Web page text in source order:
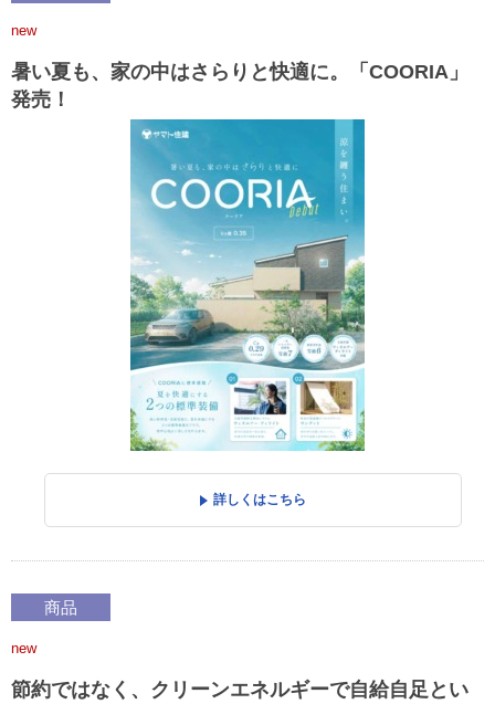
new
暑い夏も、家の中はさらりと快適に。「COORIA」
発売！
詳しくはこちら
商品
new
節約ではなく、クリーンエネルギーで自給自足とい